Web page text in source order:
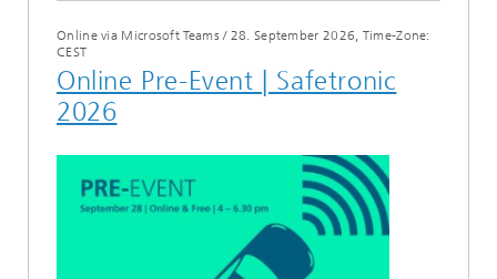
Online via Microsoft Teams/ 28. September 2026, Time-Zone:
CEST
Online Pre-Event | Safetronic
2026